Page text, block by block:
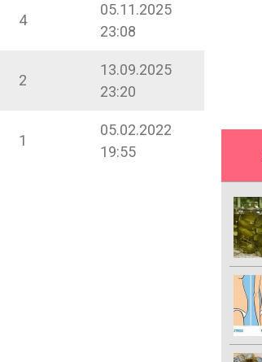
4
05.11.2025
23:08
2
13.09.2025
23:20
1
05.02.2022
19:55